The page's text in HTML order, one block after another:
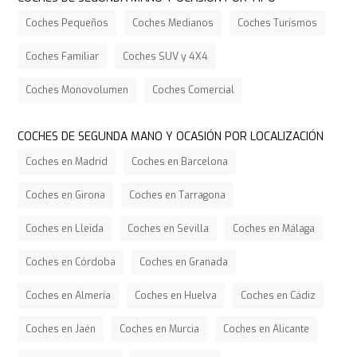
Coches Pequeños Coches Medianos Coches Turismos
Coches Familiar Coches SUV y 4X4
Coches Monovolumen Coches Comercial
COCHES DE SEGUNDA MANO Y OCASIÓN POR LOCALIZACIÓN
Coches en Madrid Coches en Barcelona
Coches en Girona Coches en Tarragona
Coches en Lleida Coches en Sevilla Coches en Málaga
Coches en Córdoba Coches en Granada
Coches en Almería Coches en Huelva Coches en Cádiz
Coches en Jaén Coches en Murcia Coches en Alicante